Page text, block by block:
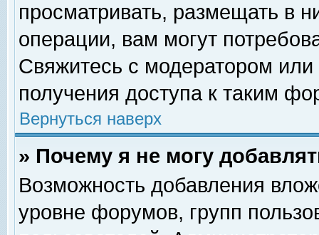
просматривать, размещать в
операции, вам могут
Свяжитесь с модератором
получения доступа к таким
Вернуться наверх
» Почему я не могу
Возможность добавления
уровне форумов, групп